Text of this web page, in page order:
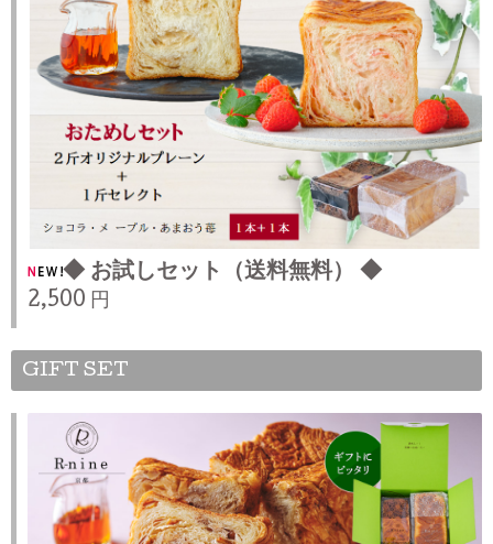
◆ お試しセット（送料無料） ◆
2,500 円
GIFT SET